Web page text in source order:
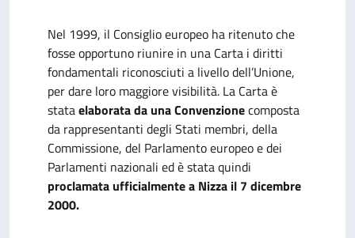
Nel 1999, il Consiglio europeo ha ritenuto che
fosse opportuno riunire in una Carta i diritti
fondamentali riconosciuti a livello dell’Unione,
per dare loro maggiore visibilità. La Carta è
stataelaborata da una Convenzionecomposta
da rappresentanti degli Stati membri, della
Commissione, del Parlamento europeo e dei
Parlamenti nazionali ed è stata quindi
proclamata ufficialmente a Nizza il 7 dicembre
2000.